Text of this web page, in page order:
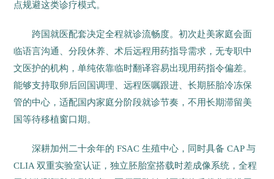
点规避这类诊疗模式。
跨国就医配套决定全程就诊流畅度。初次赴美家庭会面
临语言沟通、分段休养、术后远程用药指导需求，无专职中
文医护的机构，单纯依靠临时翻译容易出现用药指令偏差。
能够支持取卵后回国调理、远程医嘱跟进、长期胚胎冷冻保
管的中心，适配国内家庭分阶段就诊节奏，不用长期滞留美
国等待移植窗口期。
深耕加州二十余年的 FSAC 生殖中心，同时具备 CAP 与
CLIA 双重实验室认证，独立胚胎室搭载时差成像系统，全程